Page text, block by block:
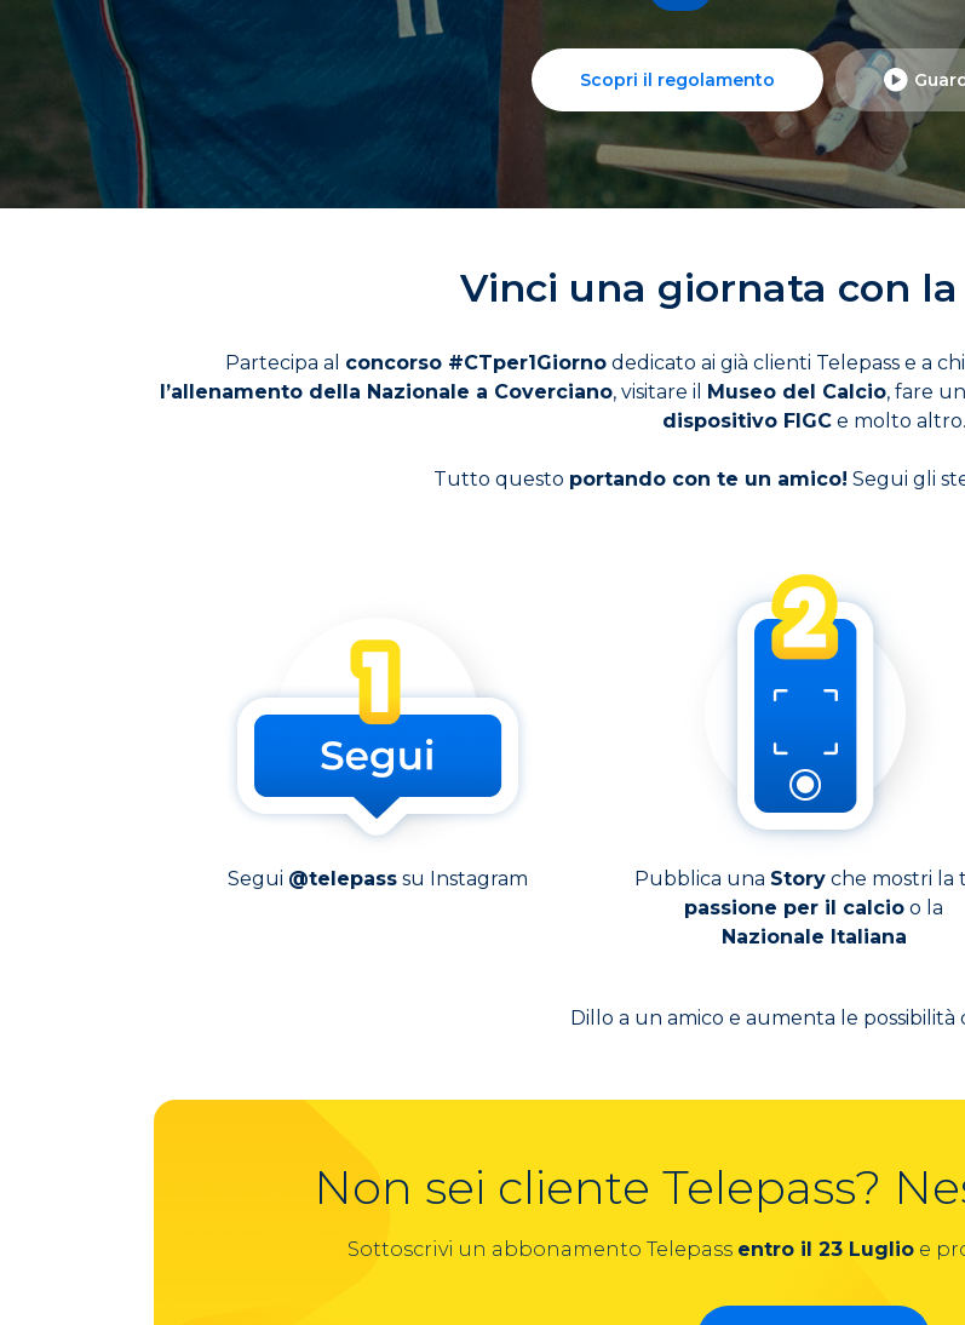
Scopri il regolamento
Vinci una giornata con
Partecipa al concorso #CTper1Giornodedicato ai già clienti Telepass e a
l’allenamento della Nazionale a Coverciano, visitare il Museo del Calcio, fare un
dispositivo FIGCe molto altro.
Tutto questo portando con te un amico! Segui gli
Segui @telepass su Instagram Pubblica una Story che mostri la
passione per il calcio o la
Nazionale Italiana
Dillo a un amico e aumenta le possibilità
Non sei cliente Telepass?
Sottoscrivi un abbonamento Telepass entro il 23 Luglio e